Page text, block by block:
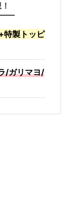
特製トッピ
/ガリマヨ/